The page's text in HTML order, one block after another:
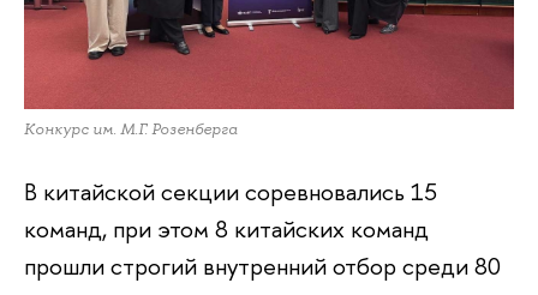
Конкурс им. М.Г. Розенберга
В китайской секции соревновались 15
команд, при этом 8 китайских команд
прошли строгий внутренний отбор среди 80